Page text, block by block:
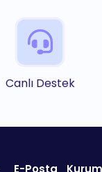
Canlı Destek
E-Posta